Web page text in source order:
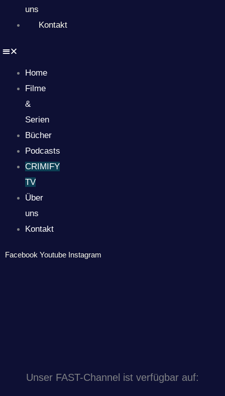
uns
Kontakt
Home
Filme
&
Serien
Bücher
Podcasts
CRIMIFY
TV
Über
uns
Kontakt
Facebook Youtube Instagram
Unser FAST-Channel ist verfügbar auf: